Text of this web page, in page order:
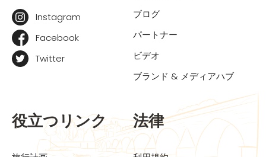
Instagram
Facebook
Twitter
ブログ
パートナー
ビデオ
ブランド & メディアハブ
役立つリンク 法律